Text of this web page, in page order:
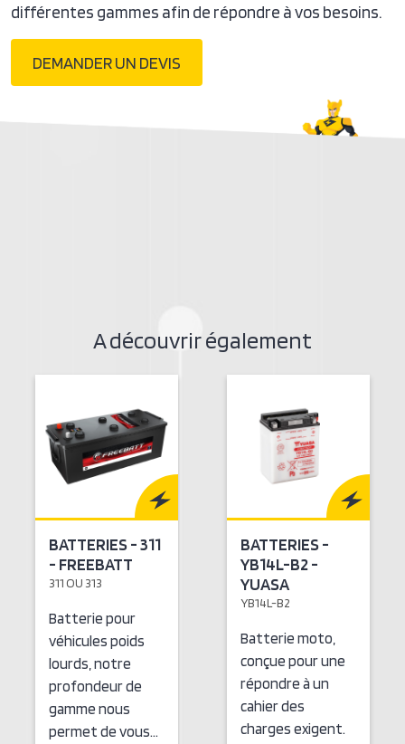
différentes gammes afin de répondre à vos besoins.
DEMANDER UN DEVIS
A découvrir également
BATTERIES - 311
- FREEBATT
311 OU 313
Batterie pour
véhicules poids
lourds, notre
profondeur de
gamme nous
permet de vous…
BATTERIES -
YB14L-B2 -
YUASA
YB14L-B2
Batterie moto,
conçue pour une
répondre à un
cahier des
charges exigent.